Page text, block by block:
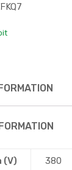
(V) 380